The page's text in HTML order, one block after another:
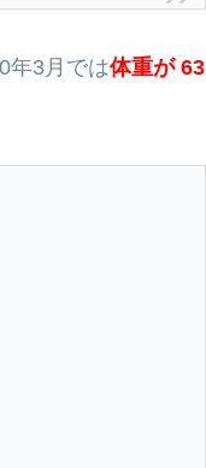
年3月では体重が 63